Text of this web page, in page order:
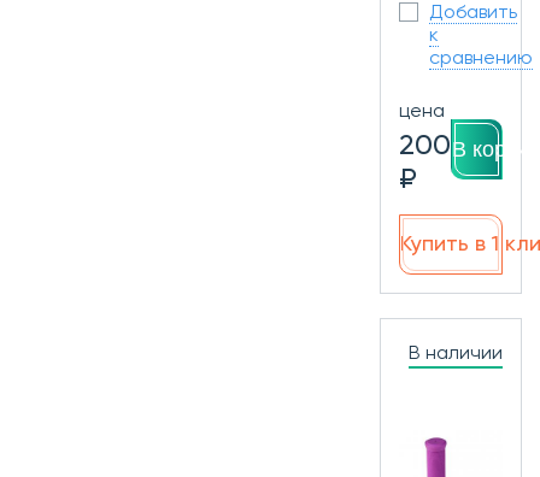
Добавить
к
сравнению
цена
200
₽
В
Купить в 1
В наличии